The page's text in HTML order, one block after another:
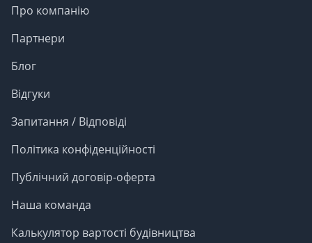
Про компанію
Партнери
Блог
Відгуки
Запитання / Відповіді
Політика конфіденційності
Публічний договір-оферта
Наша команда
Калькулятор вартості будівництва